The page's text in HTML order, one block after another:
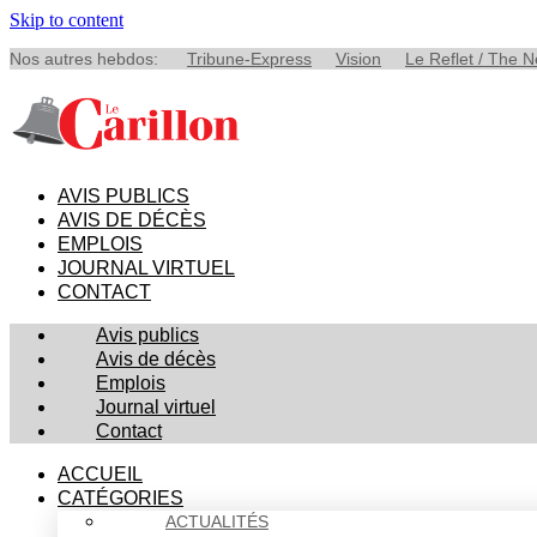
Skip to content
Nos autres hebdos: Tribune-Express Vision Le Reflet / The
AVIS PUBLICS
AVIS DE DÉCÈS
EMPLOIS
JOURNAL VIRTUEL
CONTACT
Avis publics
Avis de décès
Emplois
Journal virtuel
Contact
ACCUEIL
CATÉGORIES
ACTUALITÉS